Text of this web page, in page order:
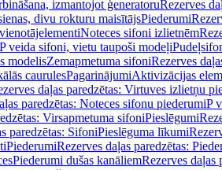
izmantojot ģeneratoruRezerves
divu rokturu maisītājsPiederumi
Noteces sifoni izlietnēm
veida sifoni, vietu taupoši modeļi
modelisZemapmetuma sifoniRezerves
caurulesPagarinājumiAktivizācijas
daļas paredzētas: Virtuves izlietņu
paredzētas: Noteces sifonu piederumiP
Virsapmetuma sifoniPieslēgumi
paredzētas: SifoniPieslēguma līkumi
PiederumiRezerves daļas paredzētas:
Piederumi dušas kanāliemRezerves daļas